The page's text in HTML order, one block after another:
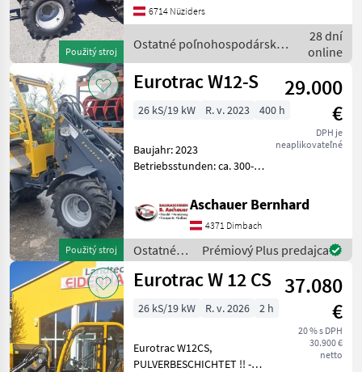
Použitý stroj
Seitenkonsole, usw... !!!! mit
26PS- 4-Zylinder Kubota
Dieselmo
6714 Nüziders
Ostatné poľnohospodárske
silové stroje / Eurotrac
28 dní
online
Použitý stroj
Eurotrac W12-S
29.000
€
DPH je
neaplikovateľné
26 kS/19 kW R. v. 2023 400 h
Baujahr: 2023
Betriebsstunden: ca. 300-
landwirtschaftliche und
industrielle Zwecke.
Serienmäßig ausgestattet
mit: Extra hydr. Fu
Aschauer Bernhard
4371 Dimbach
Ostatné
poľnohospodárske
silové
Eurotrac
Prémiový Plus predajca
Eurotrac W 12 CS 37.080
€
20 % s DPH
30.900 €
netto
26 kS/19 kW R. v. 2026 2 h
Eurotrac W12CS,
PULVERBESCHICHTET !! -